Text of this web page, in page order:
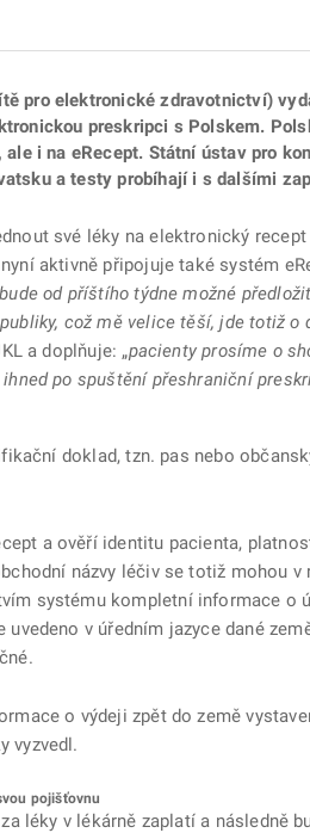
pro elektronické zdravotnictví)
preskripci s Polskem.
i na eRecept. Státní ústav pro
a testy probíhají i s dalšími
své léky na elektronický
aktivně připojuje také systém
od příštího týdne možné
což mě velice těší, jde totiž
a doplňuje: „pacienty prosíme o
po spuštění přeshraniční
doklad, tzn. pas nebo
a ověří identitu pacienta,
názvy léčiv se totiž mohou
systému kompletní informace o
v úředním jazyce dané
o výdeji zpět do země
vyzvedl.
pojišťovnu
léky v lékárně zaplatí a následně